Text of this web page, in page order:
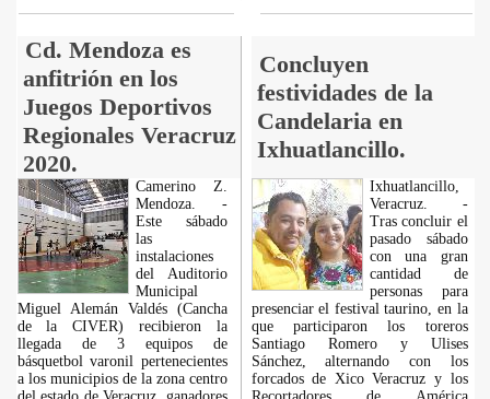
Cd. Mendoza es
anfitrión en los
Juegos Deportivos
Regionales Veracruz
2020.
Concluyen
festividades de la
Candelaria en
Ixhuatlancillo.
Camerino Z.
Mendoza. -
Este sábado
las
instalaciones
del Auditorio
Municipal
Miguel Alemán Valdés (Cancha
de la CIVER) recibieron la
llegada de 3 equipos de
básquetbol varonil pertenecientes
a los municipios de la zona centro
Ixhuatlancillo,
Veracruz. -
Tras concluir el
pasado sábado
con una gran
cantidad de
personas para
presenciar el festival taurino, en la
que participaron los toreros
Santiago Romero y Ulises
Sánchez, alternando con los
forcados de Xico Veracruz y los